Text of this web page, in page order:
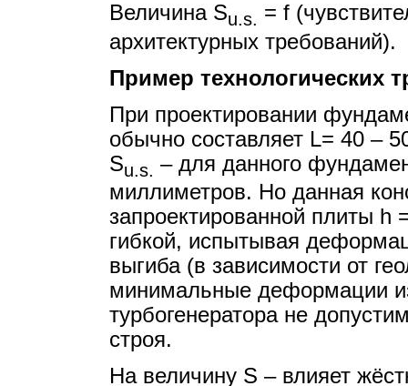
Величина Su.s. = f
архитектурных требований).
Пример технологических
При проектировании
обычно составляет L= 40 –
Su.s. – для данного
миллиметров. Но данная
запроектированной плиты h
гибкой, испытывая
выгиба (в зависимости от
минимальные деформации
турбогенератора не
строя.
На величину S – влияет